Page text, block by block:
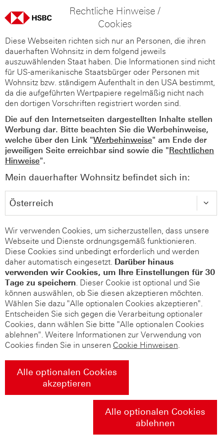
Rechtliche Hinweise /
Cookies
Diese Webseiten richten sich nur an Personen, die ihren
dauerhaften Wohnsitz in dem folgend jeweils
auszuwählenden Staat haben. Die Informationen sind nicht
für US-amerikanische Staatsbürger oder Personen mit
Wohnsitz bzw. ständigem Aufenthalt in den USA bestimmt,
da die aufgeführten Wertpapiere regelmäßig nicht nach
den dortigen Vorschriften registriert worden sind.
Die auf den Internetseiten dargestellten Inhalte stellen
Werbung dar. Bitte beachten Sie die Werbehinweise,
welche über den Link "Werbehinweise" am Ende der
jeweiligen Seite erreichbar sind sowie die "Rechtlichen
Hinweise".
Mein dauerhafter Wohnsitz befindet sich in:
Wir verwenden Cookies, um sicherzustellen, dass unsere
Webseite und Dienste ordnungsgemäß funktionieren.
Diese Cookies sind unbedingt erforderlich und werden
daher automatisch eingesetzt. Darüber hinaus
verwenden wir Cookies, um Ihre Einstellungen für 30
Tage zu speichern. Dieser Cookie ist optional und Sie
können auswählen, ob Sie diesen akzeptieren möchten.
Wählen Sie dazu "Alle optionalen Cookies akzeptieren".
Entscheiden Sie sich gegen die Verarbeitung optionaler
Cookies, dann wählen Sie bitte "Alle optionalen Cookies
ablehnen". Weitere Informationen zur Verwendung von
Cookies finden Sie in unseren Cookie Hinweisen.
Alle optionalen Cookies
akzeptieren
Alle optionalen Cookies
ablehnen